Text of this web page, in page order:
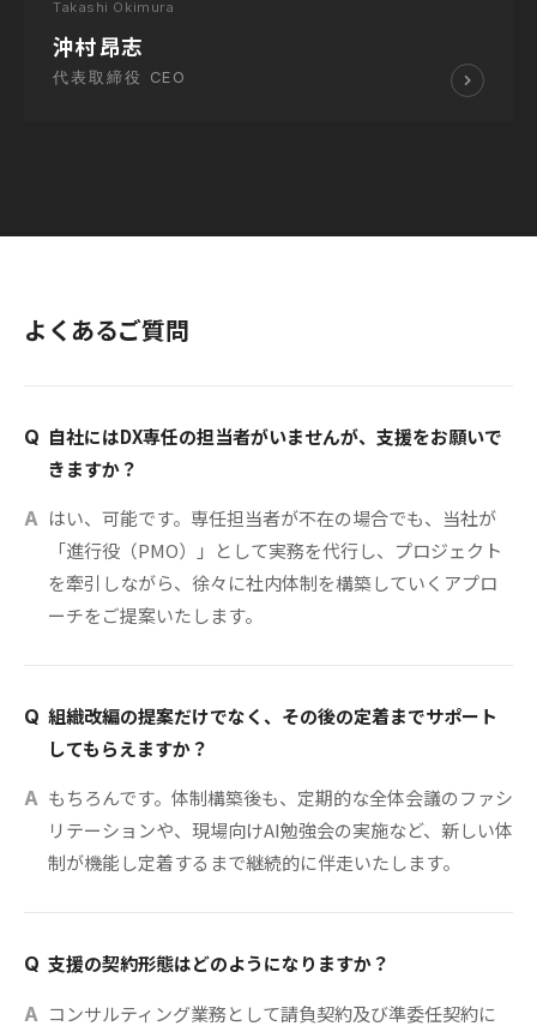
Takashi Okimura
沖村 昂志
代表取締役 CEO
よくあるご質問
Q 自社にはDX専任の担当者がいませんが、支援をお願いで
きますか？
A はい、可能です。専任担当者が不在の場合でも、当社が
「進行役（PMO）」として実務を代行し、プロジェクト
を牽引しながら、徐々に社内体制を構築していくアプロ
ーチをご提案いたします。
Q 組織改編の提案だけでなく、その後の定着までサポート
してもらえますか？
A もちろんです。体制構築後も、定期的な全体会議のファシ
リテーションや、現場向けAI勉強会の実施など、新しい体
制が機能し定着するまで継続的に伴走いたします。
Q 支援の契約形態はどのようになりますか？
A コンサルティング業務として請負契約及び準委任契約に